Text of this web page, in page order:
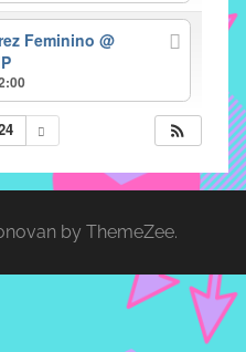
Feminino@
by ThemeZee.